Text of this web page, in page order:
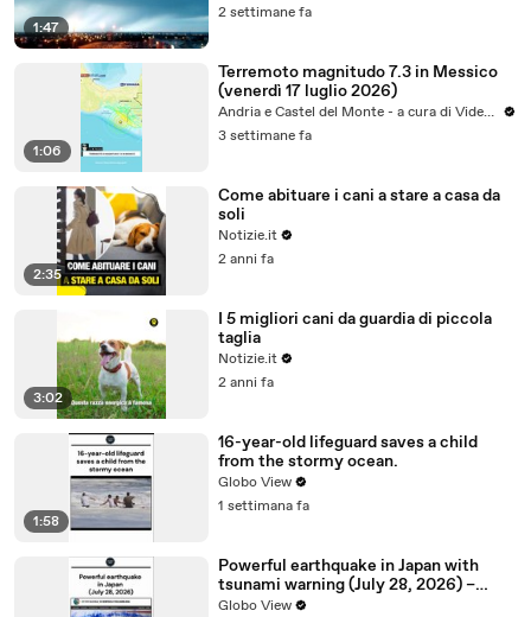
1:47
2 settimane fa
1:06
Terremoto magnitudo 7.3 in Messico
(venerdì 17 luglio 2026)
Andria e Castel del Monte - a cura di VideoAndria
3 settimane fa
2:35
Come abituare i cani a stare a casa da
soli
Notizie.it
2 anni fa
3:02
I 5 migliori cani da guardia di piccola
taglia
Notizie.it
2 anni fa
1:58
16-year-old lifeguard saves a child
from the stormy ocean.
Globo View
1 settimana fa
Powerful earthquake in Japan with
tsunami warning (July 28, 2026) –
USGS and INGV reports
Globo View